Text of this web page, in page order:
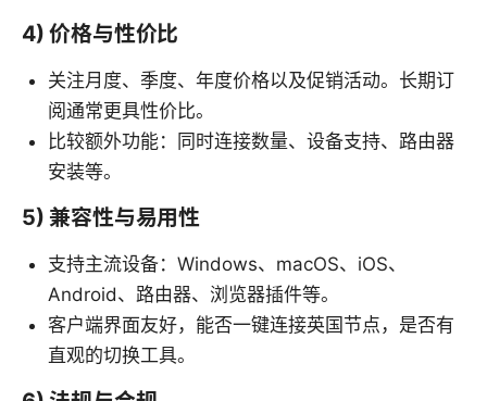
4) 价格与性价比
关注月度、季度、年度价格以及促销活动。长期订
阅通常更具性价比。
比较额外功能：同时连接数量、设备支持、路由器
安装等。
5) 兼容性与易用性
支持主流设备：Windows、macOS、iOS、
Android、路由器、浏览器插件等。
客户端界面友好，能否一键连接英国节点，是否有
直观的切换工具。